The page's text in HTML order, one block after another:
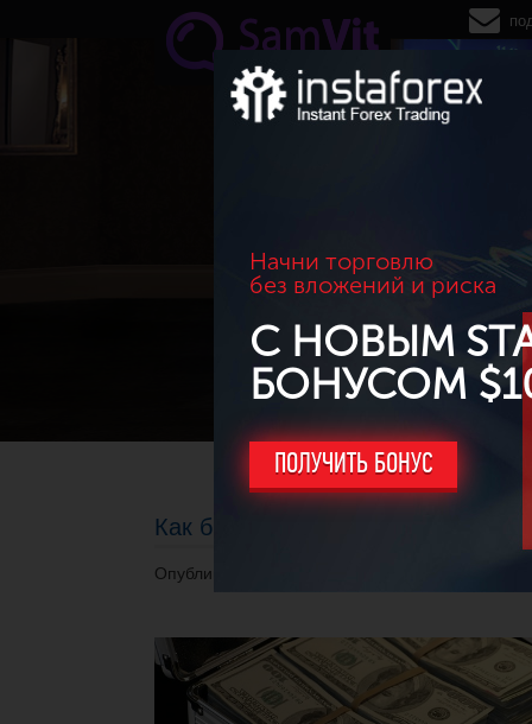
Перейти к основному содержанию
Начни торговлю
без вложений и риска
С НОВЫМ
БОНУСОМ
ПОЛУЧИТЬ БОНУС
Как быстро заработать на
Опубликовано 18.04.2023 в 16:35.